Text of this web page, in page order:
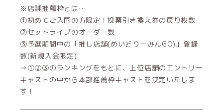
※店舗推薦枠とは…
①初めてご入国の方限定！投票引き換え券の戻り枚数
②セットライブのオーダー数
③予選期間中の「推し店舗(めいどりーみんGO)」登録
数(新規入会限定)
⇒①②③のランキングをもとに、上位店舗のエントリー
キャストの中から本部推薦枠キャストを決定いたしま
す！